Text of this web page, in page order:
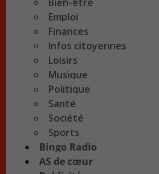
Emploi
Finances
Infos citoyennes
Loisirs
Musique
Politique
Santé
Société
Sports
Bingo Radio
AS de cœur